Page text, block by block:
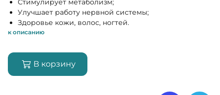
Стимулирует метаболизм;
Улучшает работу нервной системы;
Здоровье кожи, волос, ногтей.
к описанию
В корзину